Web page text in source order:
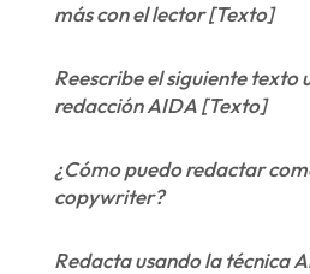
más con el lector [Texto]
Reescribe el siguiente texto
redacción AIDA [Texto]
¿Cómo puedo redactar
copywriter?
Redacta usando la técnica